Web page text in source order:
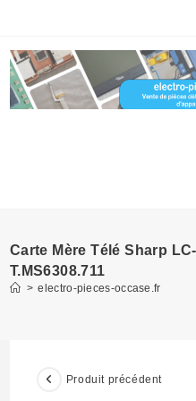
content
Carte Mère Télé Sharp
T.MS6308.711
> electro-pieces-occase.fr
Produit précédent